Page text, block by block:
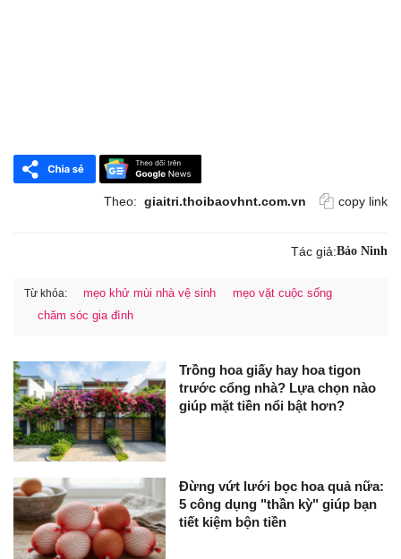
Theo: giaitri.thoibaovhnt.com.vn copy link
Tác giả:Bảo Ninh
Từ khóa: mẹo khử mùi nhà vệ sinh
mẹo vặt cuộc sống
chăm sóc gia đình
Trồng hoa giấy hay hoa tigon
trước cổng nhà? Lựa chọn nào
giúp mặt tiền nổi bật hơn?
Đừng vứt lưới bọc hoa quả nữa:
5 công dụng "thần kỳ" giúp bạn
tiết kiệm bộn tiền